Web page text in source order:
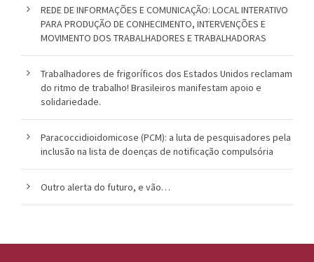
REDE DE INFORMAÇÕES E COMUNICAÇÃO: LOCAL INTERATIVO
PARA PRODUÇÃO DE CONHECIMENTO, INTERVENÇÕES E
MOVIMENTO DOS TRABALHADORES E TRABALHADORAS
Trabalhadores de frigoríficos dos Estados Unidos reclamam
do ritmo de trabalho! Brasileiros manifestam apoio e
solidariedade.
Paracoccidioidomicose (PCM): a luta de pesquisadores pela
inclusão na lista de doenças de notificação compulsória
Outro alerta do futuro, e vão…